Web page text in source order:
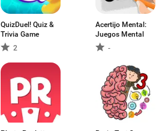
QuizDuel! Quiz &
Trivia Game
2
Acertijo Mental:
Juegos Mental
-